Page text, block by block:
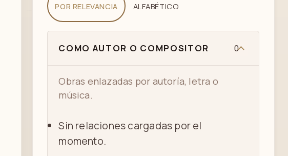
POR RELEVANCIA ALFABÉTICO
COMO AUTOR O COMPOSITOR 0
Obras enlazadas por autoría, letra o
música.
Sin relaciones cargadas por el
momento.